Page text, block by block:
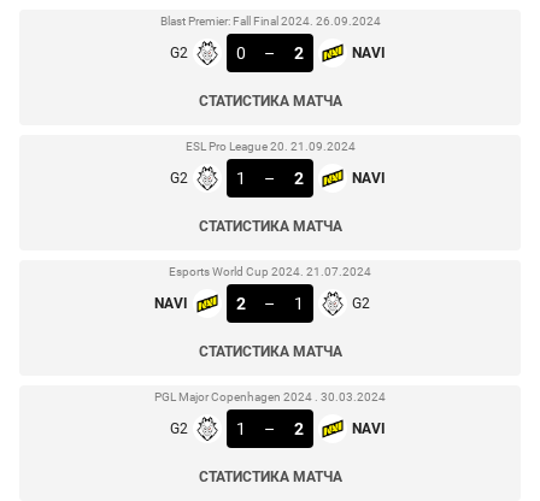
Blast Premier: Fall Final 2024. 26.09.2024
G2 0 – 2 NAVI
СТАТИСТИКА МАТЧА
ESL Pro League 20. 21.09.2024
G2 1 – 2 NAVI
СТАТИСТИКА МАТЧА
Esports World Cup 2024. 21.07.2024
NAVI 2 – 1 G2
СТАТИСТИКА МАТЧА
PGL Major Copenhagen 2024 . 30.03.2024
G2 1 – 2 NAVI
СТАТИСТИКА МАТЧА